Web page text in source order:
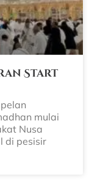
Start
mulai
Nusa
di pesisir